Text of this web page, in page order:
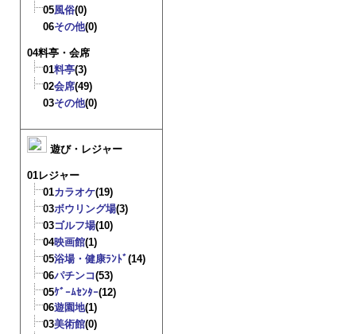
05風俗(0)
06その他(0)
04料亭・会席
01料亭(3)
02会席(49)
03その他(0)
遊び・レジャー
01レジャー
01カラオケ(19)
03ボウリング場(3)
03ゴルフ場(10)
04映画館(1)
05浴場・健康ﾗﾝﾄﾞ(14)
06パチンコ(53)
05ｹﾞｰﾑｾﾝﾀｰ(12)
06遊園地(1)
03美術館(0)